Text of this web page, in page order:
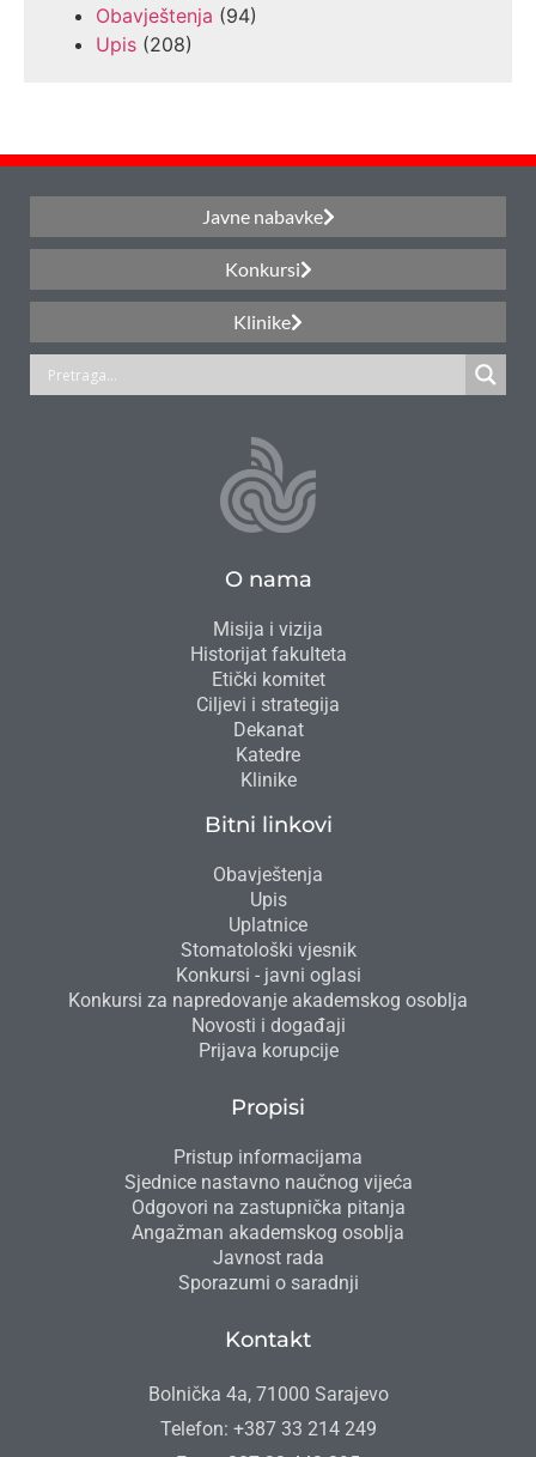
Obavještenja (94)
Upis (208)
Javne nabavke
Konkursi
Klinike
O nama
Misija i vizija
Historijat fakulteta
Etički komitet
Ciljevi i strategija
Dekanat
Katedre
Klinike
Bitni linkovi
Obavještenja
Upis
Uplatnice
Stomatološki vjesnik
Konkursi - javni oglasi
Konkursi za napredovanje akademskog osoblja
Novosti i događaji
Prijava korupcije
Propisi
Pristup informacijama
Sjednice nastavno naučnog vijeća
Odgovori na zastupnička pitanja
Angažman akademskog osoblja
Javnost rada
Sporazumi o saradnji
Kontakt
Bolnička 4a, 71000 Sarajevo
Telefon: +387 33 214 249